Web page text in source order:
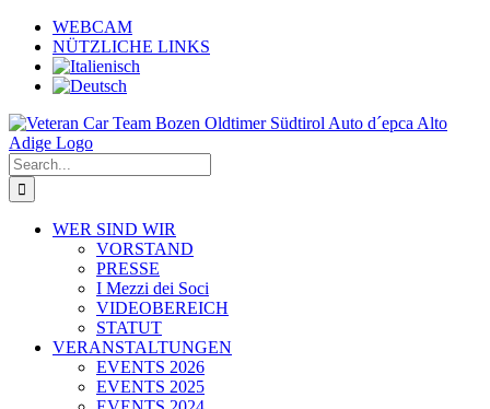
Skip
content
WEBCAM
NÜTZLICHE LINKS
Search
for:
WER SIND WIR
VORSTAND
PRESSE
I Mezzi dei Soci
VIDEOBEREICH
STATUT
VERANSTALTUNGEN
EVENTS 2026
EVENTS 2025